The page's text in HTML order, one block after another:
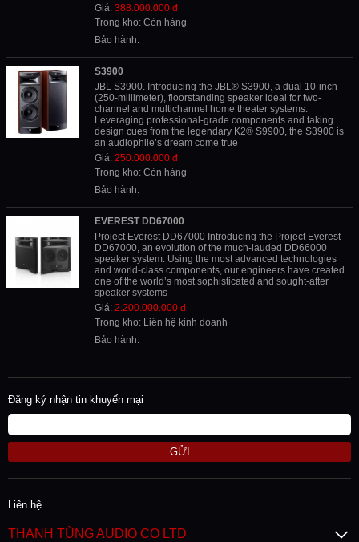
Giá: 388.000.000 đ
Trong kho: Còn hàng
Bảo hành:
S3900
JBL S3900. Introducing the JBL® S3900, a dual 10-inch
(250-millimeter), floorstanding speaker ideal for two-
channel and multichannel home theater systems.
Leveraging professional-grade components and taking
design cues from the legendary K2® S9900, the S3900 is
an audiophile’s dream come true
Giá: 250.000.000 đ
Trong kho: Còn hàng
Bảo hành:
EVEREST DD67000
Project Everest DD67000 Introducing the Project Everest
DD67000, an evolution of the much-lauded DD66000
speaker system. Using the most advanced technologies
and world-class components, our engineers have created
one of the world’s most sophisticated and sought-after
speaker systems
Giá: 2.200.000.000 đ
Trong kho: Liên hệ kinh doanh
Bảo hành:
Đăng ký nhận tin khuyến mại
GỬI
Liên hệ
THANH TÙNG AUDIO CO LTD